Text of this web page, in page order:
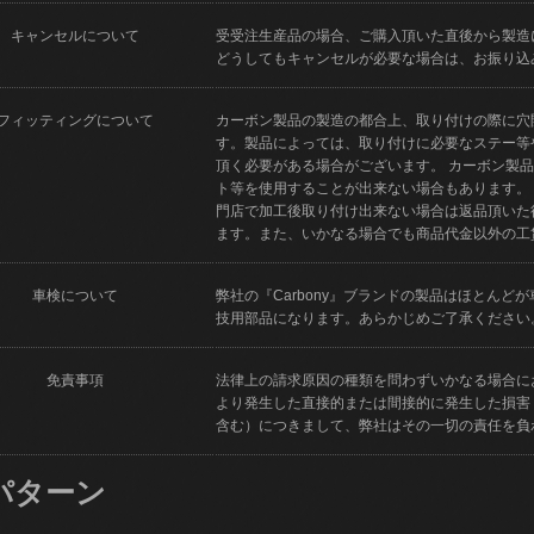
キャンセルについて
受受注生産品の場合、ご購入頂いた直後から製
どうしてもキャンセルが必要な場合は、お振り
ィッティングについて
カーボン製品の製造の都合上、取り付けの際に
す。製品によっては、取り付けに必要なステー
頂く必要がある場合がございます。 カーボン製
ト等を使用することが出来ない場合もあります
門店で加工後取り付け出来ない場合は返品頂い
ます。また、いかなる場合でも商品代金以外の
車検について
弊社の『Carbony』ブランドの製品はほとんど
技用部品になります。あらかじめご了承ください
免責事項
法律上の請求原因の種類を問わずいかなる場合
より発生した直接的または間接的に発生した損
含む）につきまして、弊社はその一切の責任を
ターン